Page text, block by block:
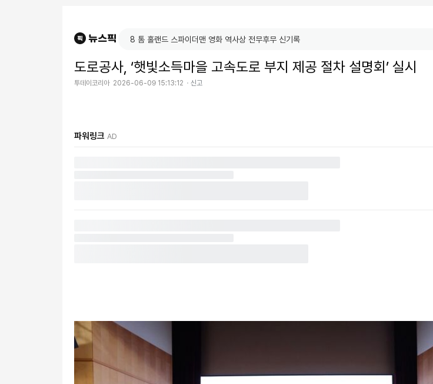
도로공사, ‘햇빛소득마을 고속도로 부지 제공 절차 설명회’ 실시
투데이코리아 2026-06-09 15:13:12 신고
파워링크 AD